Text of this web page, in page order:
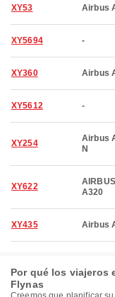
XY53 Airbus
XY5694 -
XY360 Airbus
XY5612 -
XY254
Airbus
N
XY622
AIRBUS
A320
XY435 Airbus
Por qué los viajeros
Flynas